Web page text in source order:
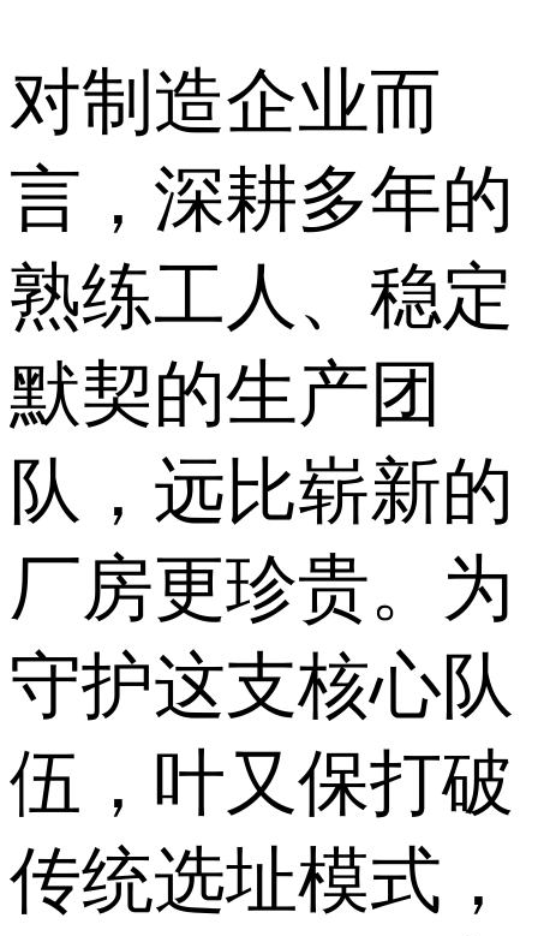
对制造企业而
言，深耕多年的
熟练工人、稳定
默契的生产团
队，远比崭新的
厂房更珍贵。为
守护这支核心队
伍，叶又保打破
传统选址模式，